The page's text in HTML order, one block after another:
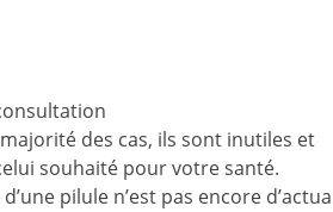
des cas, ils sont inutiles et
souhaité pour votre santé.
pilule n’est pas encore